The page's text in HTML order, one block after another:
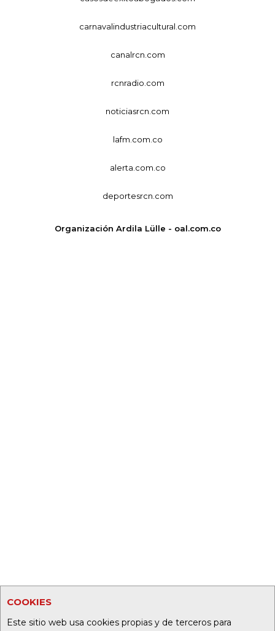
COOKIES
Este sitio web usa cookies propias y de terceros para
carnavalindustriacultural.com
canalrcn.com
rcnradio.com
noticiasrcn.com
lafm.com.co
alerta.com.co
deportesrcn.com
Organización Ardila Lülle - oal.com.co